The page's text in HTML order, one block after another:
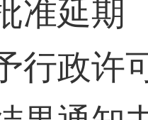
延期
政许